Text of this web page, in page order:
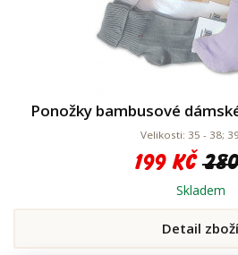
Ponožky bambusové
Velikosti: 35 - 38;
199 Kč
Skladem
Detail zboží